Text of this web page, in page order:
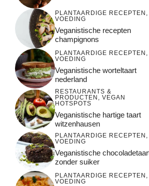
PLANTAARDIGE RECEPTEN ,
VOEDING
Veganistische recepten
champignons
PLANTAARDIGE RECEPTEN ,
VOEDING
Veganistische worteltaart
nederland
RESTAURANTS &
PRODUCTEN , VEGAN
HOTSPOTS
Veganistische hartige taart
witzenhausen
PLANTAARDIGE RECEPTEN ,
VOEDING
Veganistische
zonder suiker
PLANTAARDIGE RECEPTEN ,
VOEDING